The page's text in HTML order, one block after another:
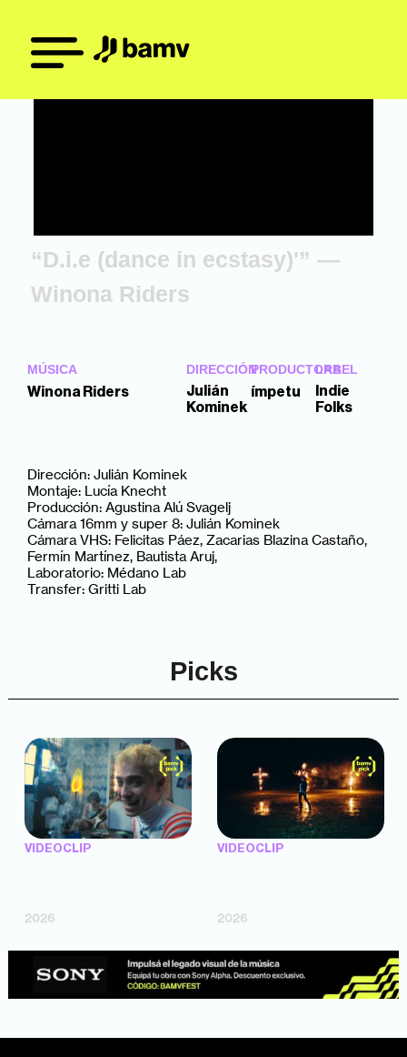
“D.i.e (dance in ecstasy)'” —
Winona Riders
MÚSICA
Winona Riders
DIRECCIÓN
Julián
Kominek
PRODUCTORA
ímpetu
LABEL
Indie
Folks
Dirección: Julián Kominek
Montaje: Lucía Knecht
Producción: Agustina Alú Svagelj
Cámara 16mm y super 8: Julián Kominek
Cámara VHS: Felicitas Páez, Zacarias Blazina Castaño,
Fermín Martínez, Bautista Aruj,
Laboratorio: Médano Lab
Transfer: Gritti Lab
Picks
VIDEOCLIP
2026
VIDEOCLIP
2026